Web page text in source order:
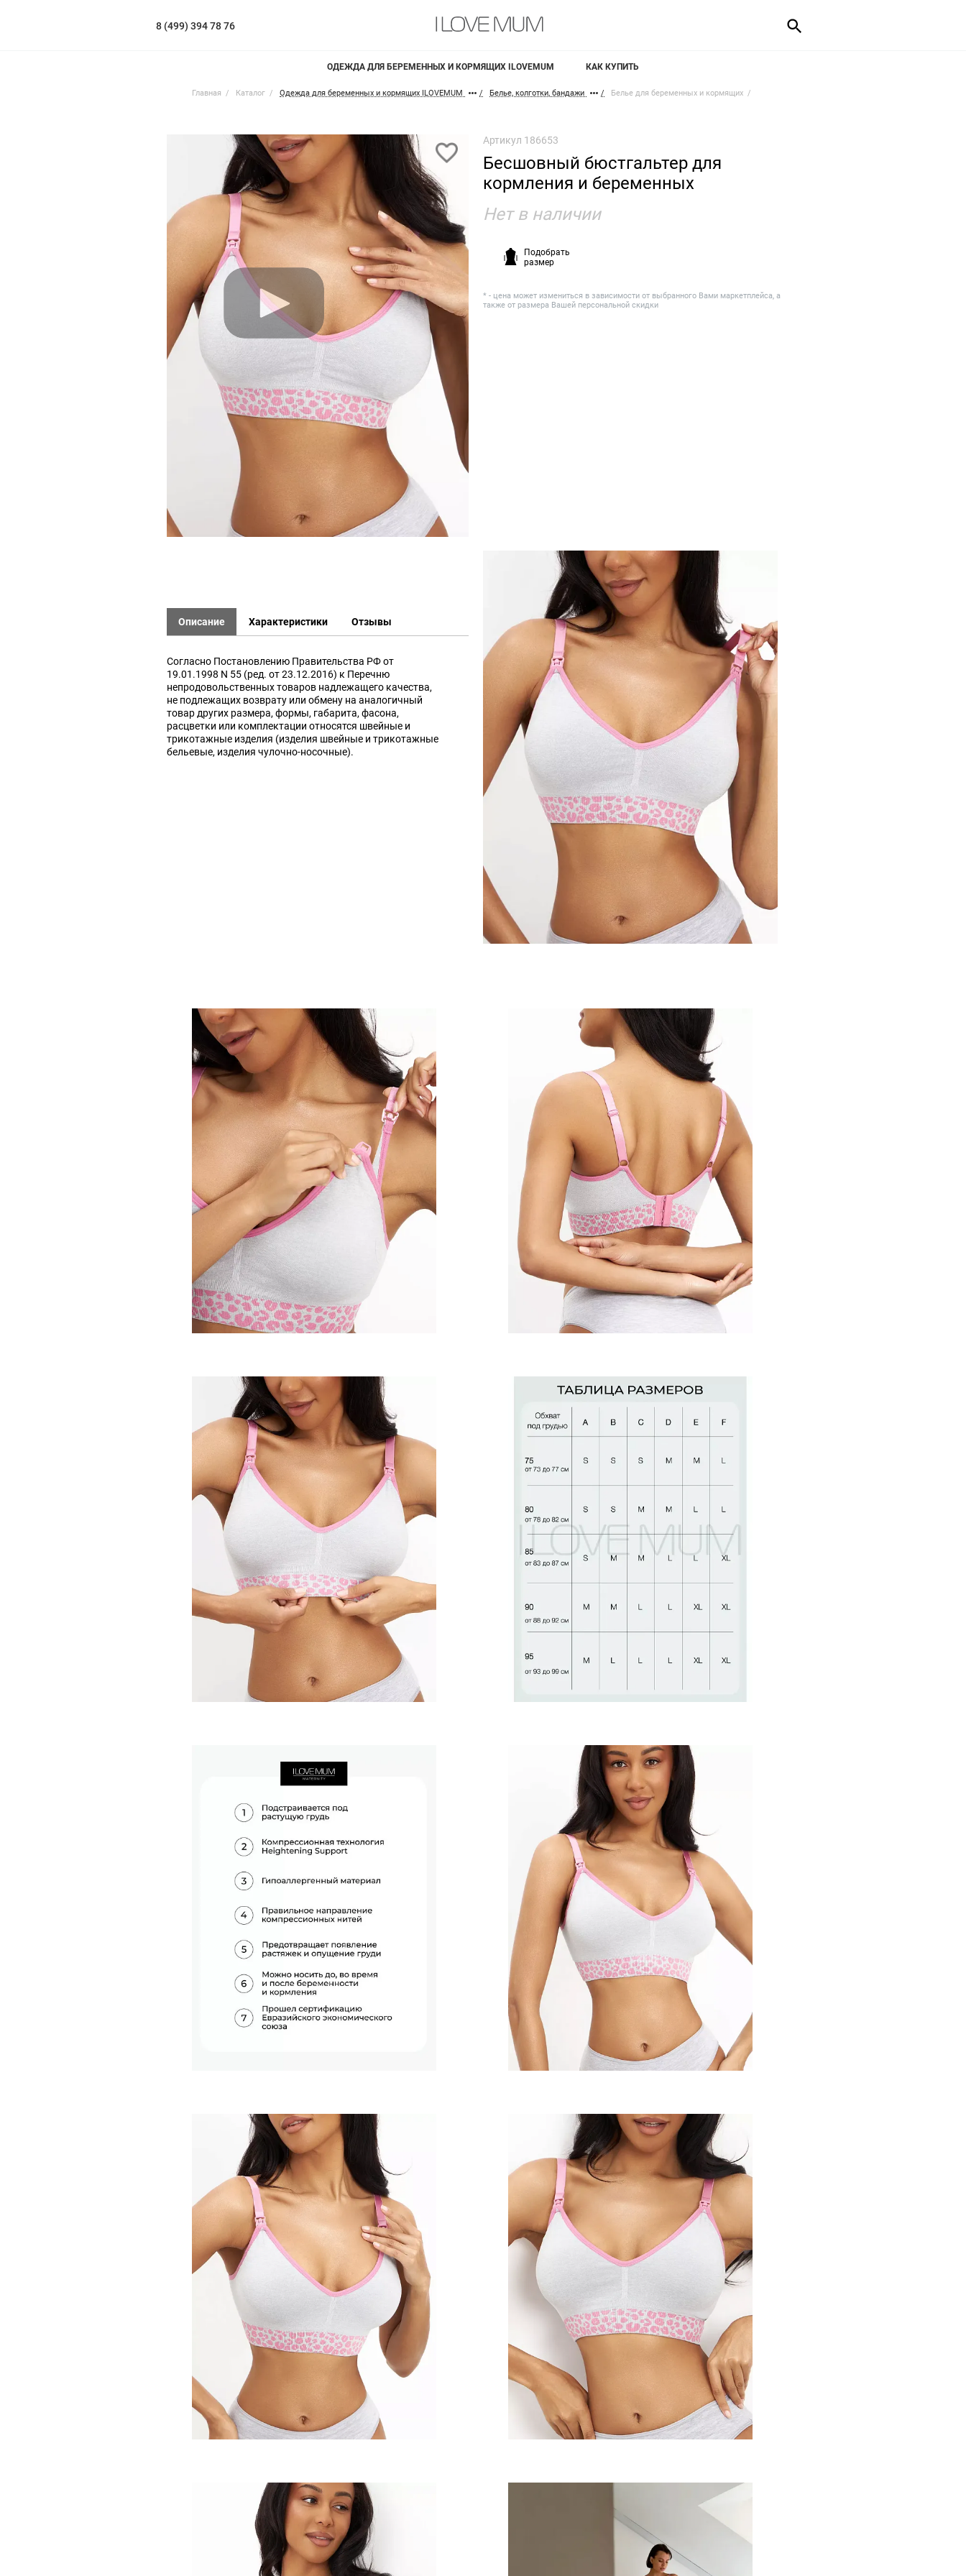
8 (499) 394 78 76
ОДЕЖДА ДЛЯ БЕРЕМЕННЫХ И КОРМЯЩИХ ILOVEMUM КАК КУПИТЬ
Главная Каталог Одежда для беременных и кормящих ILOVEMUM Белье, колготки, бандажи Белье для беременных и кормящих
Артикул 186653
Бесшовный бюстгальтер для
кормления и беременных
Нет в наличии
Подобрать
размер
* - цена может измениться в зависимости от выбранного Вами маркетплейса, а
также от размера Вашей персональной скидки
Описание Характеристики Отзывы
Согласно Постановлению Правительства РФ от
19.01.1998 N 55 (ред. от 23.12.2016) к Перечню
непродовольственных товаров надлежащего качества,
не подлежащих возврату или обмену на аналогичный
товар других размера, формы, габарита, фасона,
расцветки или комплектации относятся швейные и
трикотажные изделия (изделия швейные и трикотажные
бельевые, изделия чулочно-носочные).